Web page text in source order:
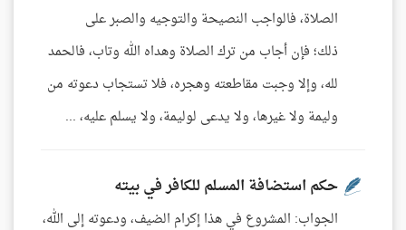
الصلاة، فالواجب النصيحة والتوجيه والصبر على
ذلك؛ فإن أجاب من ترك الصلاة وهداه الله وتاب، فالحمد
لله، وإلا وجبت مقاطعته وهجره، فلا تستجاب دعوته من
وليمة ولا غيرها، ولا يدعى لوليمة، ولا يسلم عليه، ...
حكم استضافة المسلم للكافر في بيته
الجواب: المشروع في هذا إكرام الضيف، ودعوته إلى الله،